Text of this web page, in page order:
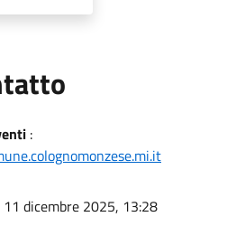
:
11 dicembre 2025, 13:28